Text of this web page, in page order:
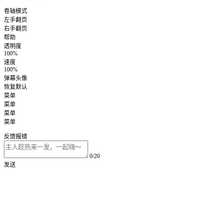
卷轴模式
左手翻页
右手翻页
帮助
透明度
100%
速度
100%
弹幕头像
恢复默认
菜单
菜单
菜单
菜单
反馈报错
0/20
发送